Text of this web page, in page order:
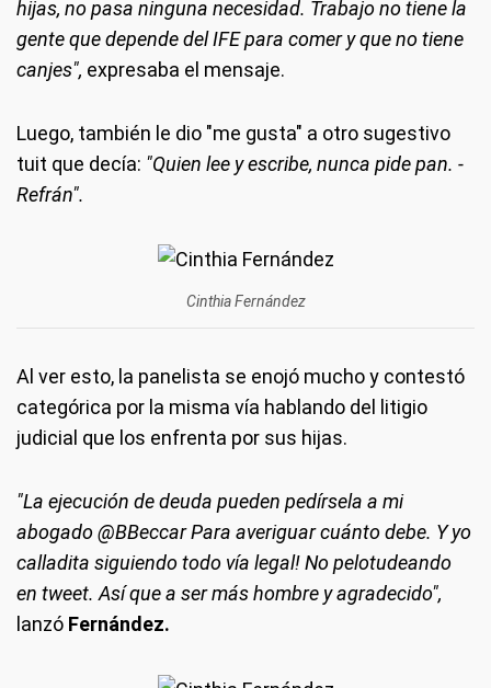
hijas, no pasa ninguna necesidad. Trabajo no tiene la
gente que depende del IFE para comer y que no tiene
canjes", expresaba el mensaje.
Luego, también le dio "me gusta" a otro sugestivo
tuit que decía: "Quien lee y escribe, nunca pide pan. -
Refrán".
Cinthia Fernández
Al ver esto, la panelista se enojó mucho y contestó
categórica por la misma vía hablando del litigio
judicial que los enfrenta por sus hijas.
"La ejecución de deuda pueden pedírsela a mi
abogado @BBeccar Para averiguar cuánto debe. Y yo
calladita siguiendo todo vía legal! No pelotudeando
en tweet. Así que a ser más hombre y agradecido",
lanzó Fernández.